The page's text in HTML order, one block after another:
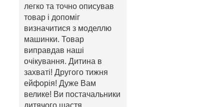
легко та точно описував
товар і допоміг
визначитися з моделлю
машинки. Товар
виправдав наші
очікування. Дитина в
захваті! Другого тижня
ейфорія! Дуже Вам
велике! Ви постачальники
дитячого щастя.